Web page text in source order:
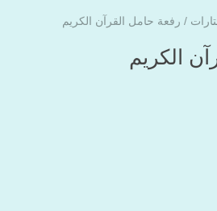
/ رفعة حامل القرآن الكريم
الكريم